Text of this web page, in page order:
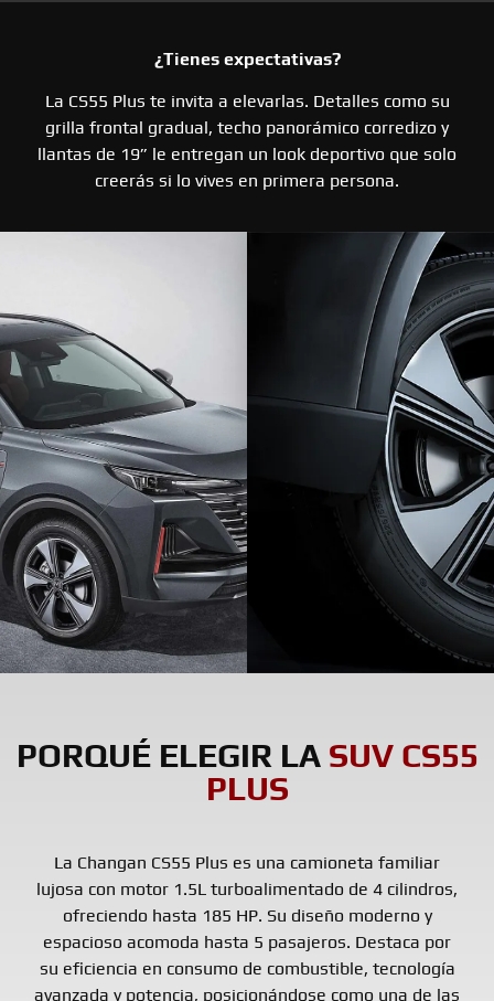
¿Tienes expectativas?
La CS55 Plus te invita a elevarlas. Detalles como su
grilla frontal gradual, techo panorámico corredizo y
llantas de 19” le entregan un look deportivo que solo
creerás si lo vives en primera persona.
PORQUÉ ELEGIR LA SUV CS55
PLUS
La Changan CS55 Plus es una camioneta familiar
lujosa con motor 1.5L turboalimentado de 4 cilindros,
ofreciendo hasta 185 HP. Su diseño moderno y
espacioso acomoda hasta 5 pasajeros. Destaca por
su eficiencia en consumo de combustible, tecnología
avanzada y potencia, posicionándose como una de las